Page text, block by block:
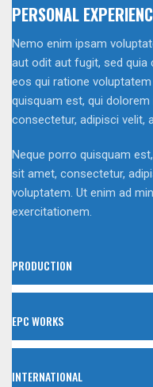
PERSONAL
Nemo enim ipsam
aut odit aut fugit, sed quia
eos qui ratione
quisquam est, qui
consectetur, adipisci velit,
Neque porro quisquam
sit amet, consectetur,
voluptatem. Ut enim ad
exercitationem.
PRODUCTION
EPC WORKS
INTERNATIONAL